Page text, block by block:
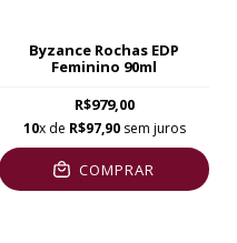
Byzance Rochas EDP
Feminino 90ml
R$979,00
10x de R$97,90sem juros
COMPRAR